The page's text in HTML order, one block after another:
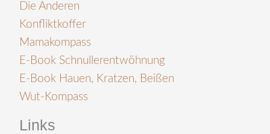
Die Anderen
Konfliktkoffer
Mamakompass
E-Book Schnullerentwöhnung
E-Book Hauen, Kratzen, Beißen
Wut-Kompass
Links